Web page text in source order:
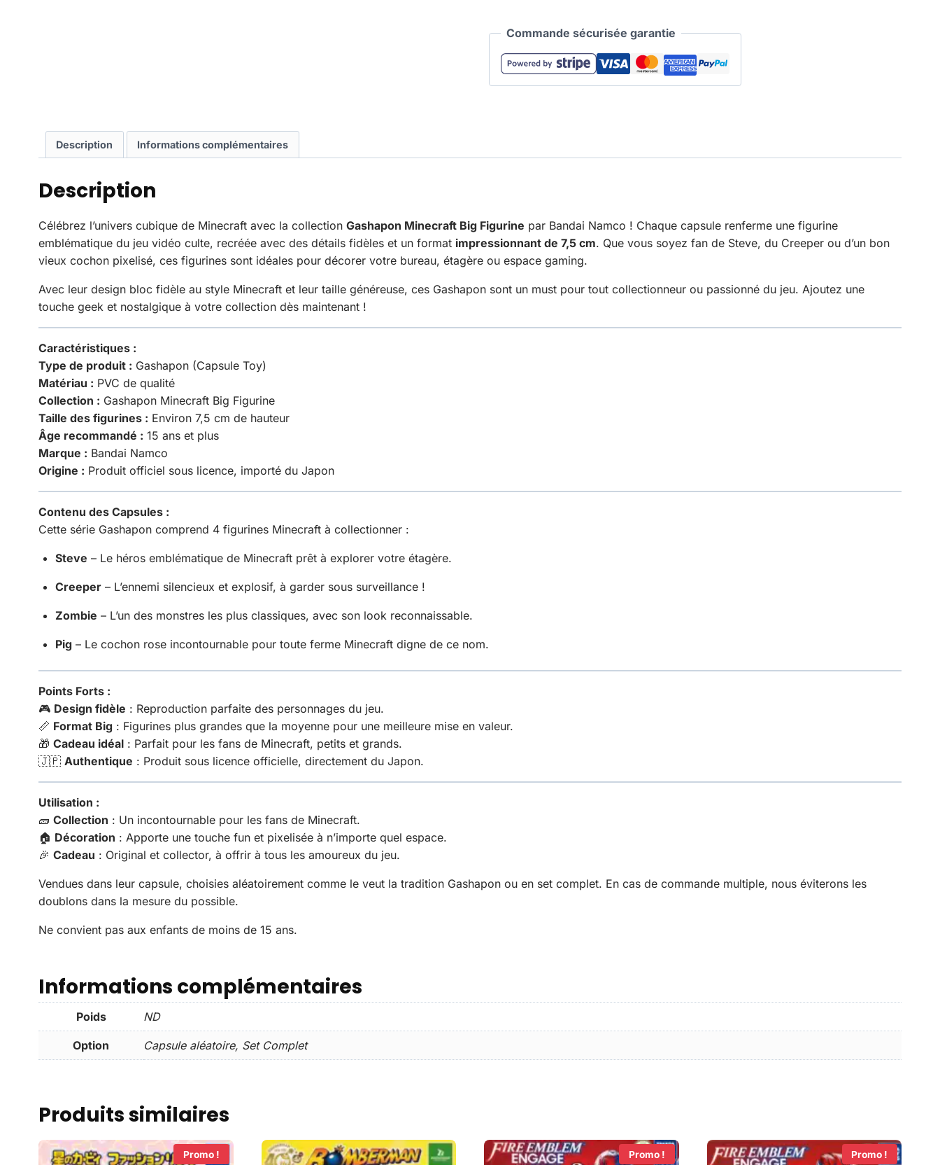
Commande sécurisée garantie
Description Informations complémentaires
Description
Célébrez l’univers cubique de Minecraft avec la collection Gashapon Minecraft Big Figurine par Bandai Namco ! Chaque capsule renferme une figurine
emblématique du jeu vidéo culte, recréée avec des détails fidèles et un format impressionnant de 7,5 cm. Que vous soyez fan de Steve, du Creeper ou d’un bon
vieux cochon pixelisé, ces figurines sont idéales pour décorer votre bureau, étagère ou espace gaming.
Avec leur design bloc fidèle au style Minecraft et leur taille généreuse, ces Gashapon sont un must pour tout collectionneur ou passionné du jeu. Ajoutez une
touche geek et nostalgique à votre collection dès maintenant !
Caractéristiques :
Type de produit : Gashapon (Capsule Toy)
Matériau : PVC de qualité
Collection : Gashapon Minecraft Big Figurine
Taille des figurines : Environ 7,5 cm de hauteur
Âge recommandé : 15 ans et plus
Marque : Bandai Namco
Origine : Produit officiel sous licence, importé du Japon
Contenu des Capsules :
Cette série Gashapon comprend 4 figurines Minecraft à collectionner :
Steve – Le héros emblématique de Minecraft prêt à explorer votre étagère.
Creeper – L’ennemi silencieux et explosif, à garder sous surveillance !
Zombie – L’un des monstres les plus classiques, avec son look reconnaissable.
Pig – Le cochon rose incontournable pour toute ferme Minecraft digne de ce nom.
Points Forts :
🎮 Design fidèle : Reproduction parfaite des personnages du jeu.
📏 Format Big : Figurines plus grandes que la moyenne pour une meilleure mise en valeur.
🎁 Cadeau idéal : Parfait pour les fans de Minecraft, petits et grands.
🇯🇵 Authentique : Produit sous licence officielle, directement du Japon.
Utilisation :
🧱 Collection : Un incontournable pour les fans de Minecraft.
🏠 Décoration : Apporte une touche fun et pixelisée à n’importe quel espace.
🎉 Cadeau : Original et collector, à offrir à tous les amoureux du jeu.
Vendues dans leur capsule, choisies aléatoirement comme le veut la tradition Gashapon ou en set complet. En cas de commande multiple, nous éviterons les
doublons dans la mesure du possible.
Ne convient pas aux enfants de moins de 15 ans.
Informations complémentaires
Poids ND
Option Capsule aléatoire, Set Complet
Produits similaires
Promo ! Promo ! Promo !